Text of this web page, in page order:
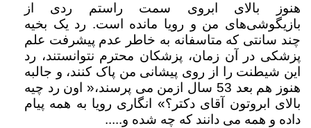
هنوز بالای ابروی سمت راستم ردی از
بازیگوشی‌های من و رویا مانده است. رد یک بخیه
چند سانتی که متاسفانه به خاطر عدم پیشرفت علم
پزشکی در آن زمان، پزشکان محترم نتوانستند، رد
این شیطنت را از روی پیشانی من پاک کنند، و جالبه
هنوز هم بعد 53 سال ازمن می پرسند،« اون رد چیه
بالای ابروتون آقای دکتر؟» انگاری رویا به همه پیام
داده و همه می دانند که چه شده و.....